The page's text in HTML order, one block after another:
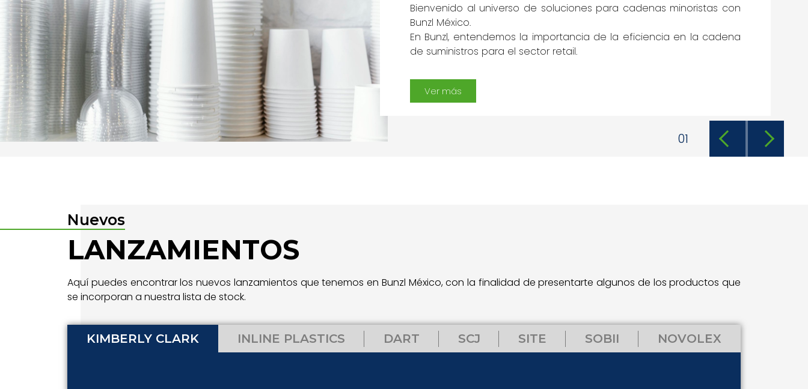
Bienvenido al universo de soluciones para cadenas minoristas con
Bunzl México.
En Bunzl, entendemos la importancia de la eficiencia en la cadena
de suministros para el sector retail.
Ver más
1
Nuevos
LANZAMIENTOS
Aquí puedes encontrar los nuevos lanzamientos que tenemos en Bunzl México, con la finalidad de presentarte algunos de los productos que
se incorporan a nuestra lista de stock.
KIMBERLY CLARK INLINE PLASTICS DART SCJ SITE SOBII NOVOLEX